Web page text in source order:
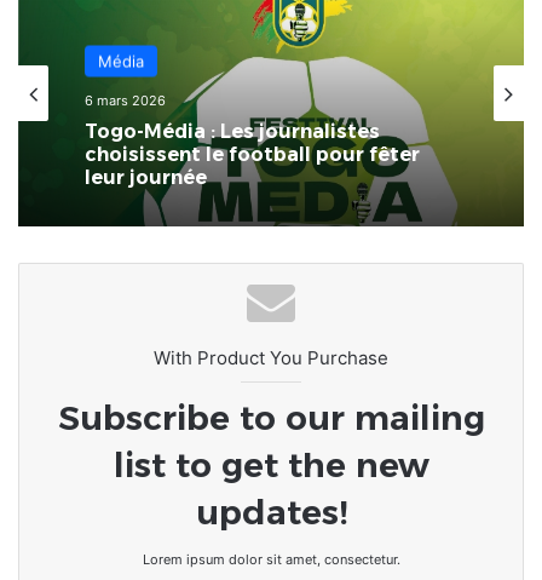
Média
6 mars 2026
Togo-Média : Les journalistes
choisissent le football pour fêter
leur journée
With Product You Purchase
Subscribe to our mailing
list to get the new
updates!
Lorem ipsum dolor sit amet, consectetur.